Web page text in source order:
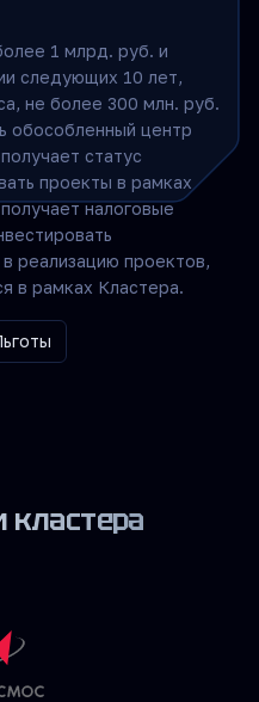
1 млрд. руб. и
следующих 10 лет,
не более 300 млн. руб.
обособленный центр
статус
проекты в рамках
налоговые
реализацию проектов,
в рамках Кластера.
кластера